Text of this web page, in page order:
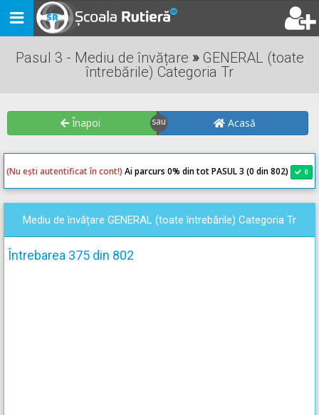
Toggle
navigation
Pasul 3 - Mediu de învățare »GENERAL (toate
întrebările) Categoria Tr
Înapoi Acasă
(Nu ești autentificat în cont!) Ai parcurs 0% din tot PASUL 3 (0 din 802) 0
Mediu de învățare GENERAL (toate întrebările) Categoria Tr
Întrebarea 375 din 802